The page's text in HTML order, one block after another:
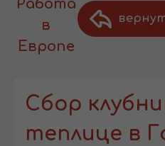
Работа
в
Европе
Сбор
теплице в